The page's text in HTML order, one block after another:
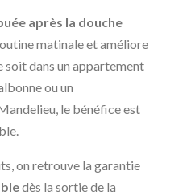
après la douche
matinale et améliore
soit dans un appartement
ou un
le bénéfice est
on retrouve la garantie
dès la sortie de la